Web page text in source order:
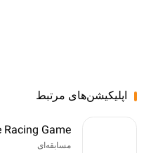
اپلیکیشن‌های مرتبط
مسابقه‌ای